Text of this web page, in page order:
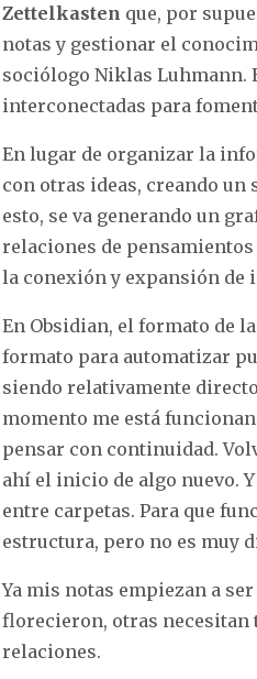
Zettelkasten que, por
notas y gestionar el
sociólogo Niklas Luhmann.
interconectadas para
En lugar de organizar la
con otras ideas, creando un
esto, se va generando un
relaciones de
la conexión y expansión de
En Obsidian, el formato de
formato para automatizar
siendo relativamente
momento me está
pensar con continuidad.
ahí el inicio de algo nuevo.
entre carpetas. Para que
estructura, pero no es muy
Ya mis notas empiezan a
florecieron, otras necesitan
relaciones.